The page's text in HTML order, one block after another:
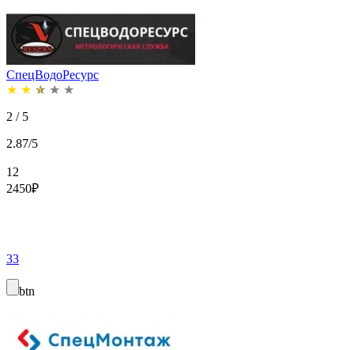
СпецВодоРесурс
★ ★ ★ ★ ★
2 / 5
2.87/5
12
2450₽
33
btn